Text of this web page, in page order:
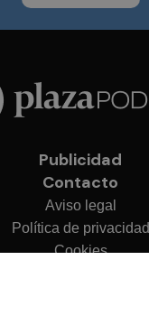
Publicidad
Contacto
Aviso legal
Política de privacidad
Cookies